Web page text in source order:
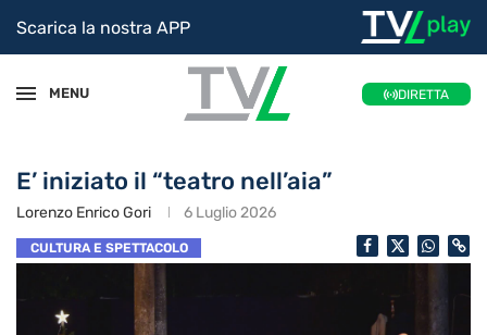
Scarica la nostra APP
MENU DIRETTA
E’ iniziato il “teatro nell’aia”
Lorenzo Enrico Gori 6 Luglio 2026
CULTURA E SPETTACOLO